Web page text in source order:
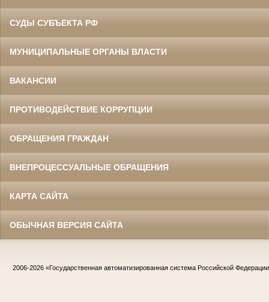
СУДЫ СУБЪЕКТА РФ
МУНИЦИПАЛЬНЫЕ ОРГАНЫ ВЛАСТИ
ВАКАНСИИ
ПРОТИВОДЕЙСТВИЕ КОРРУПЦИИ
ОБРАЩЕНИЯ ГРАЖДАН
ВНЕПРОЦЕССУАЛЬНЫЕ ОБРАЩЕНИЯ
КАРТА САЙТА
ОБЫЧНАЯ ВЕРСИЯ САЙТА
2006-2026 «Государственная автоматизированная система Российской